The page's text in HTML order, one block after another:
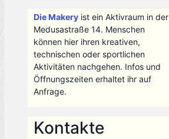
Die Makeryist ein Aktivraum in der
Medusastraße 14. Menschen
können hier ihren kreativen,
technischen oder sportlichen
Aktivitäten nachgehen. Infos und
Öffnungszeiten erhaltet ihr auf
Anfrage.
Kontakte